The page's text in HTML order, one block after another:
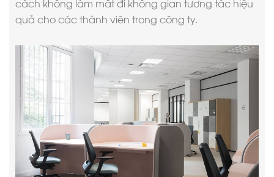
cách không làm mất đi không gian tương tác hiệu
quả cho các thành viên trong công ty.